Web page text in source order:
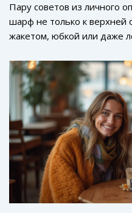
Пару советов из личного
шарф не только к
жакетом, юбкой или даже
образе. А если хотите
выбирайте шарф в тон
аккуратно, без лишнего